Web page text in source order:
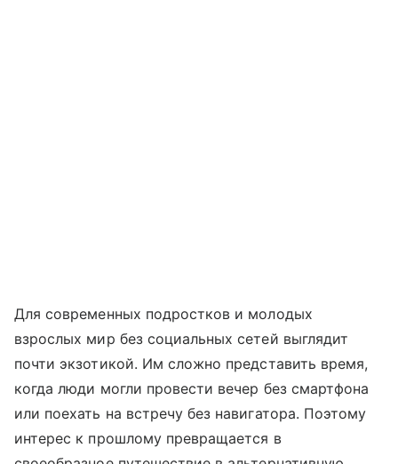
Для современных подростков и молодых
взрослых мир без социальных сетей выглядит
почти экзотикой. Им сложно представить время,
когда люди могли провести вечер без смартфона
или поехать на встречу без навигатора. Поэтому
интерес к прошлому превращается в